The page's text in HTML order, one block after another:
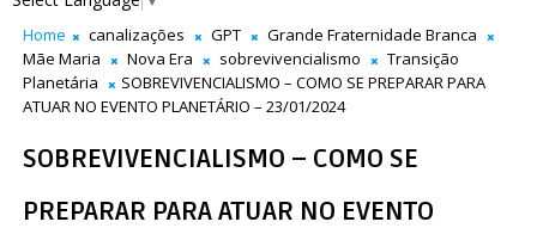
Home canalizações GPT
Grande Fraternidade Branca
Mãe Maria
Nova Era sobrevivencialismo
Transição
Planetária
SOBREVIVENCIALISMO – COMO SE PREPARAR PARA
ATUAR NO EVENTO PLANETÁRIO – 23/01/2024
SOBREVIVENCIALISMO – COMO SE
PREPARAR PARA ATUAR NO EVENTO